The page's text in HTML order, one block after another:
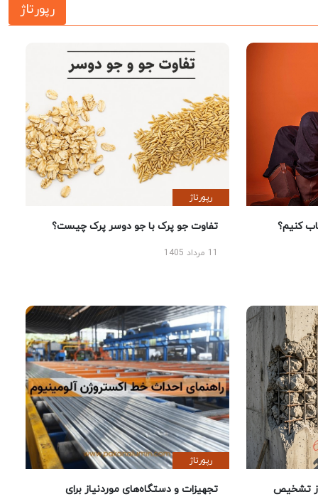
رپورتاژ
کنیم؟
رپورتاژ
تفاوت جو پرک با جو دوسر پرک چیست؟
تشخیص
رپورتاژ
تجهیزات و دستگاه‌های موردنیاز برای